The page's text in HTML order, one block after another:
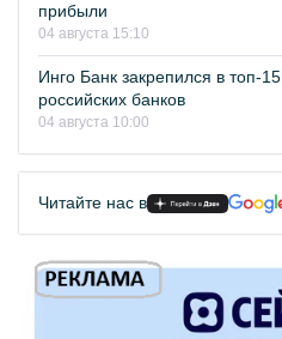
прибыли
04 августа 15:10
Инго Банк закрепился в топ-
российских банков
04 августа 10:00
Читайте нас в